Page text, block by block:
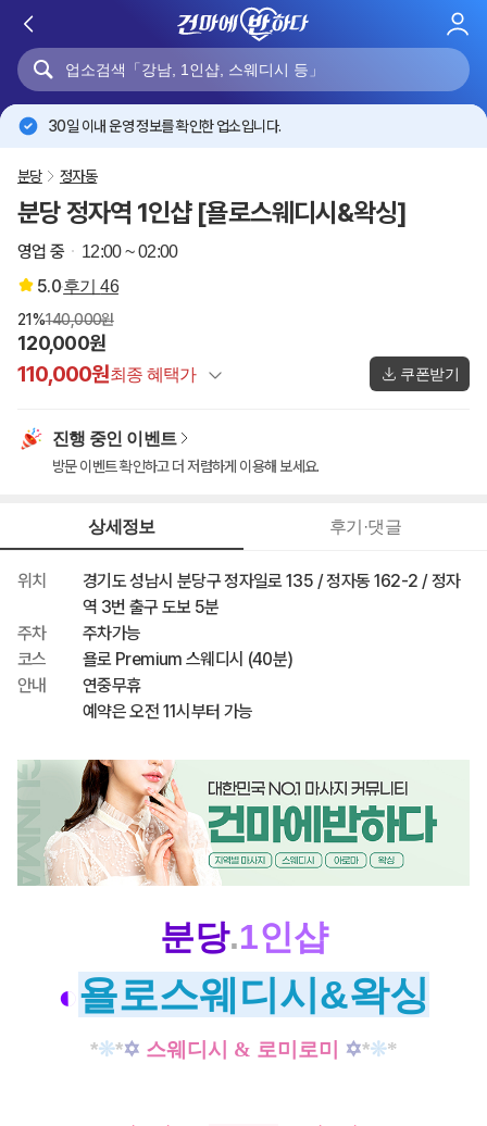
로
30일 이내 운영 정보를 확인한 업소입니다.
분당 정자동
분당 정자역 1인샵 [욜로스웨디시&왁싱]
영업 중 12:00 ~ 02:00
5.0후기46
21%140,000원
120,000원
110,000원최종 혜택가 쿠폰받기
건마에반하다 특별할인
이벤트 할인
최종 혜택가 110,000원
진행 중인 이벤트
방문 이벤트 확인하고 더 저렴하게 이용해 보세요.
상세정보 후기·댓글
위치
경기도 성남시 분당구 정자일로 135 / 정자동 162-2 / 정자
역 3번 출구 도보 5분
주차
주차가능
코스
욜로 Premium 스웨디시 (40분)
안내
연중무휴
예약은 오전 11시부터 가능
분당.1인샵
◐ 욜로스웨디시&왁싱
*❊*✡ 스웨디시 & 로미로미 ✡*❊*